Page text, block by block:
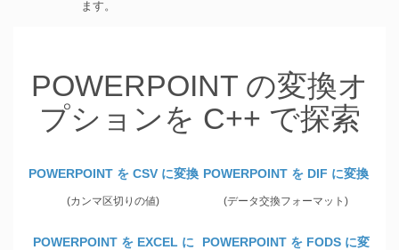
ます。
POWERPOINT の変換オ
プションを C++ で探索
POWERPOINT を CSV に変換
(カンマ区切りの値)
POWERPOINT を DIF に変換
(データ交換フォーマット)
POWERPOINT を EXCEL に
POWERPOINT を FODS に変